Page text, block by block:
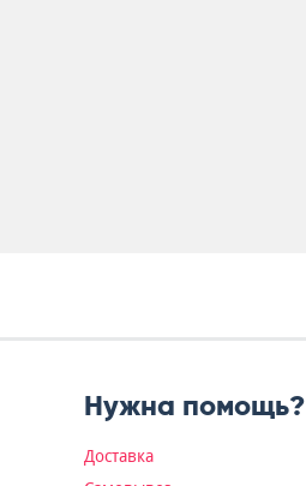
Нужна помощь?
Доставка